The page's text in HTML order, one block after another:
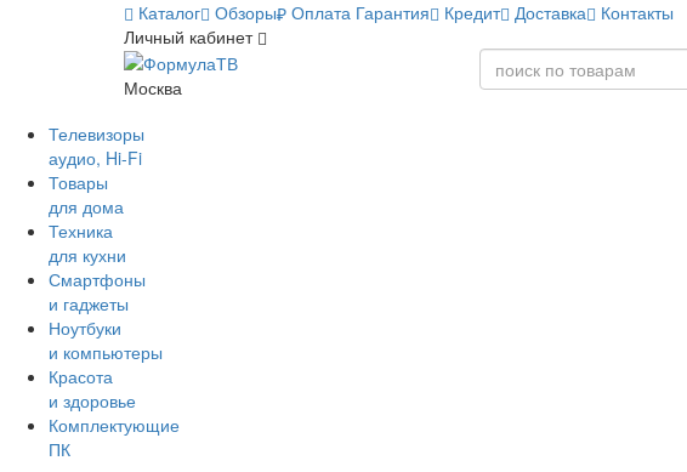
Каталог Обзоры Оплата Гарантия Кредит Доставка
Контакты
Личный кабинет
Москва
Телевизоры
аудио, Hi-Fi
Товары
для дома
Техника
для кухни
Смартфоны
и гаджеты
Ноутбуки
и компьютеры
Красота
и здоровье
Комплектующие
ПК